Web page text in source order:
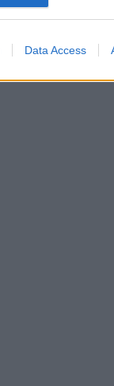
Data Access